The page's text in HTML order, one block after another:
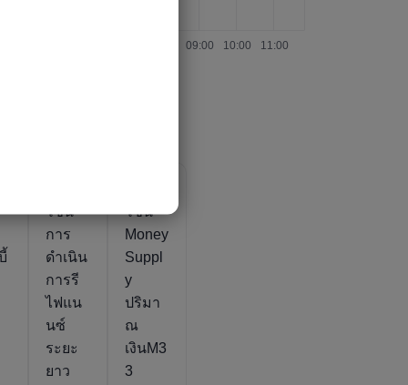
โซน
การ
ดำเนิน
การรี
ไฟแน
นซ์
ระยะ
ยาว
โซน
Money
Suppl
y
ปริมา
ณ
เงินM3
3